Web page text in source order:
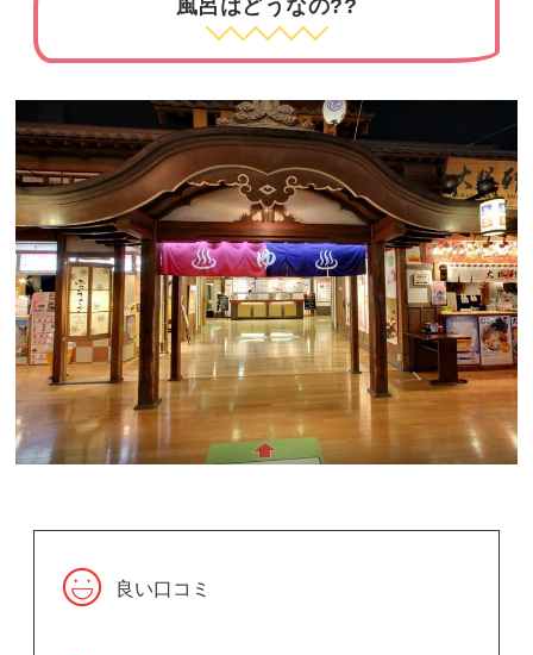
風呂はどうなの??
良い口コミ